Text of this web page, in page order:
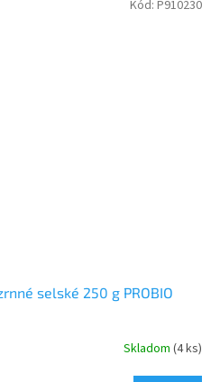
selské 250 g PROBIO
Skladom (4 ks)
Kód: P910230